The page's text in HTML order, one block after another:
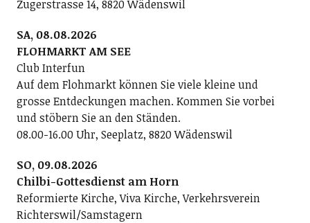
Zugerstrasse 14, 8820 Wädenswil
SA, 08.08.2026
FLOHMARKT AM SEE
Club Interfun
Auf dem Flohmarkt können Sie viele kleine und
grosse Entdeckungen machen. Kommen Sie vorbei
und stöbern Sie an den Ständen.
08.00-16.00 Uhr, Seeplatz, 8820 Wädenswil
SO, 09.08.2026
Chilbi-Gottesdienst am Horn
Reformierte Kirche, Viva Kirche, Verkehrsverein
Richterswil/Samstagern